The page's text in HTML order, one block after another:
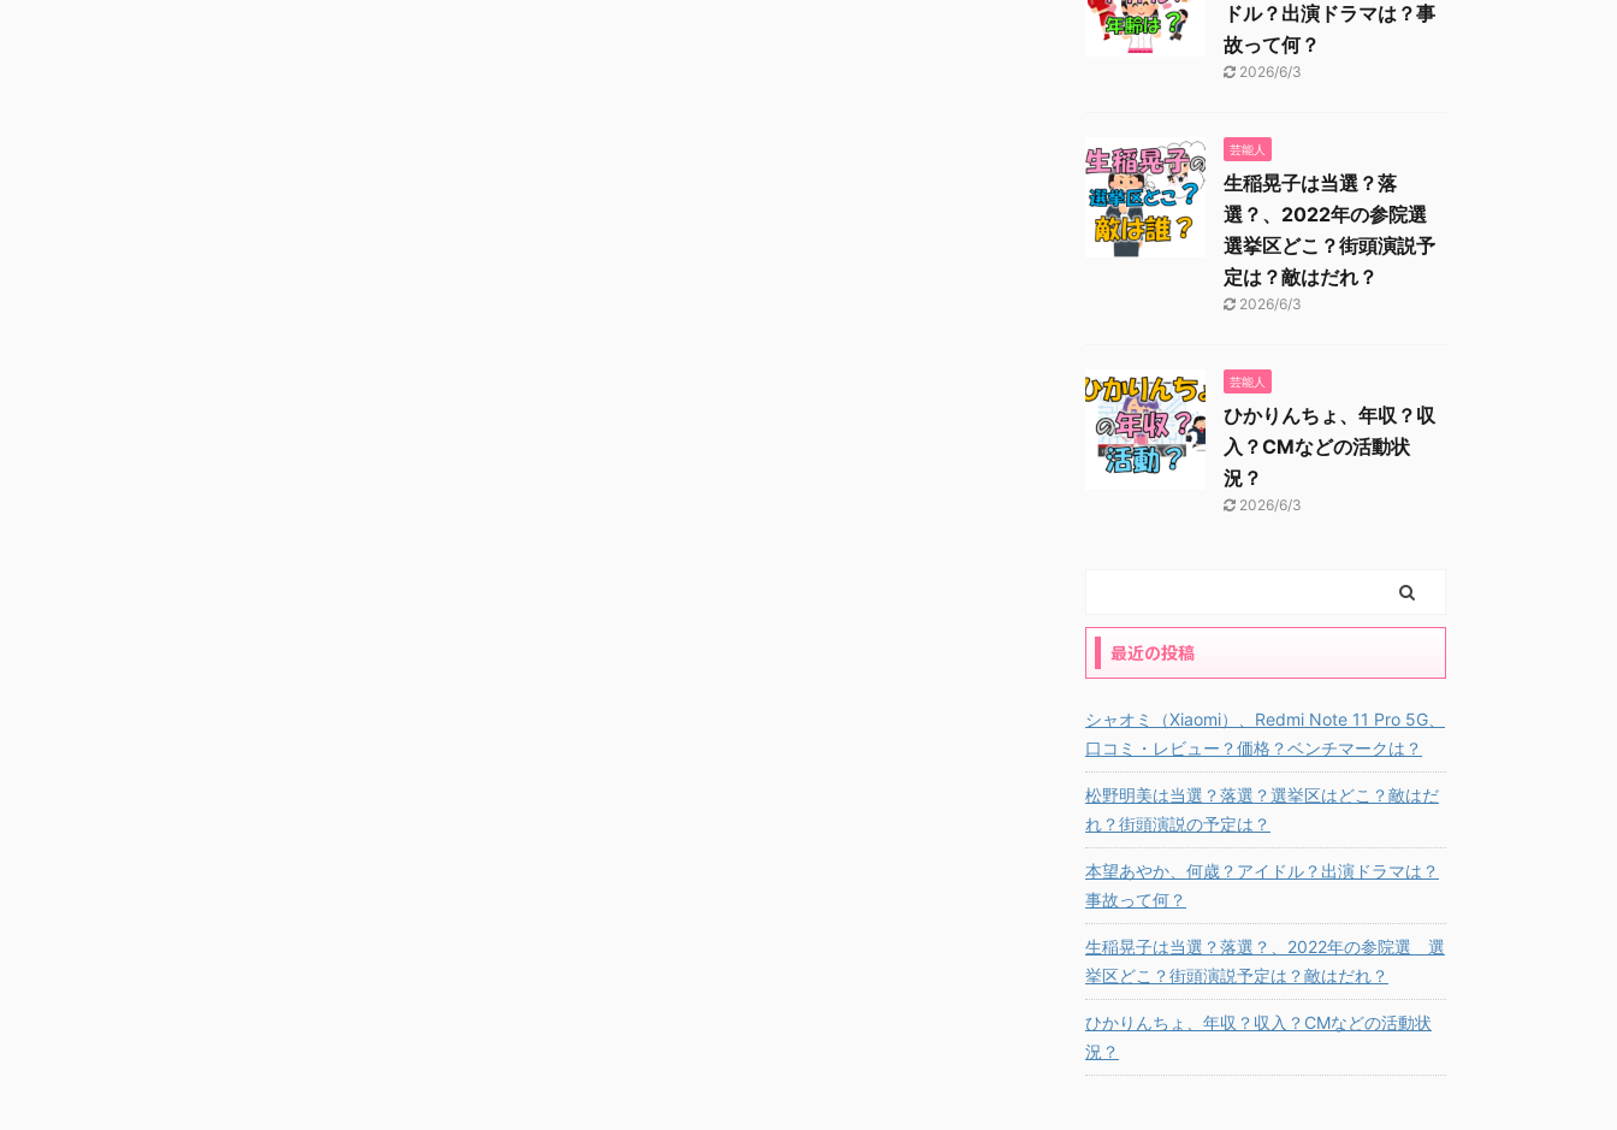
ドル？出演ドラマは？事
故って何？
2026/6/3
芸能人
生稲晃子は当選？落
選？、2022年の参院選
選挙区どこ？街頭演説予
定は？敵はだれ？
2026/6/3
芸能人
ひかりんちょ、年収？収
入？CMなどの活動状
況？
2026/6/3
最近の投稿
シャオミ（Xiaomi）、Redmi Note 11 Pro 5G、
口コミ・レビュー？価格？ベンチマークは？
松野明美は当選？落選？選挙区はどこ？敵はだ
れ？街頭演説の予定は？
本望あやか、何歳？アイドル？出演ドラマは？
事故って何？
生稲晃子は当選？落選？、2022年の参院選 選
挙区どこ？街頭演説予定は？敵はだれ？
ひかりんちょ、年収？収入？CMなどの活動状
況？